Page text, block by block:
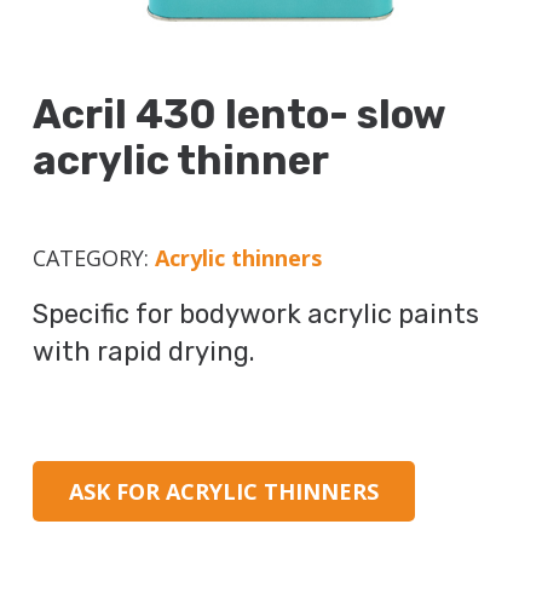
Acril 430 lento- slow
acrylic thinner
CATEGORY: Acrylic thinners
Specific for bodywork acrylic paints
with rapid drying.
ASK FOR ACRYLIC THINNERS